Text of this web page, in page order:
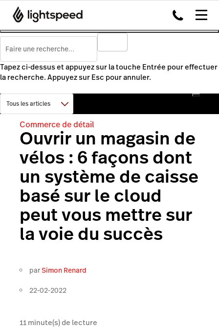
Tapez ci-dessus et appuyez sur la touche Entrée pour effectuer
la recherche. Appuyez sur Esc pour annuler.
Commerce de détail
Ouvrir un magasin de
vélos : 6 façons dont
un système de caisse
basé sur le cloud
peut vous mettre sur
la voie du succès
parSimon Renard
22-02-2022
11minute(s) de lecture